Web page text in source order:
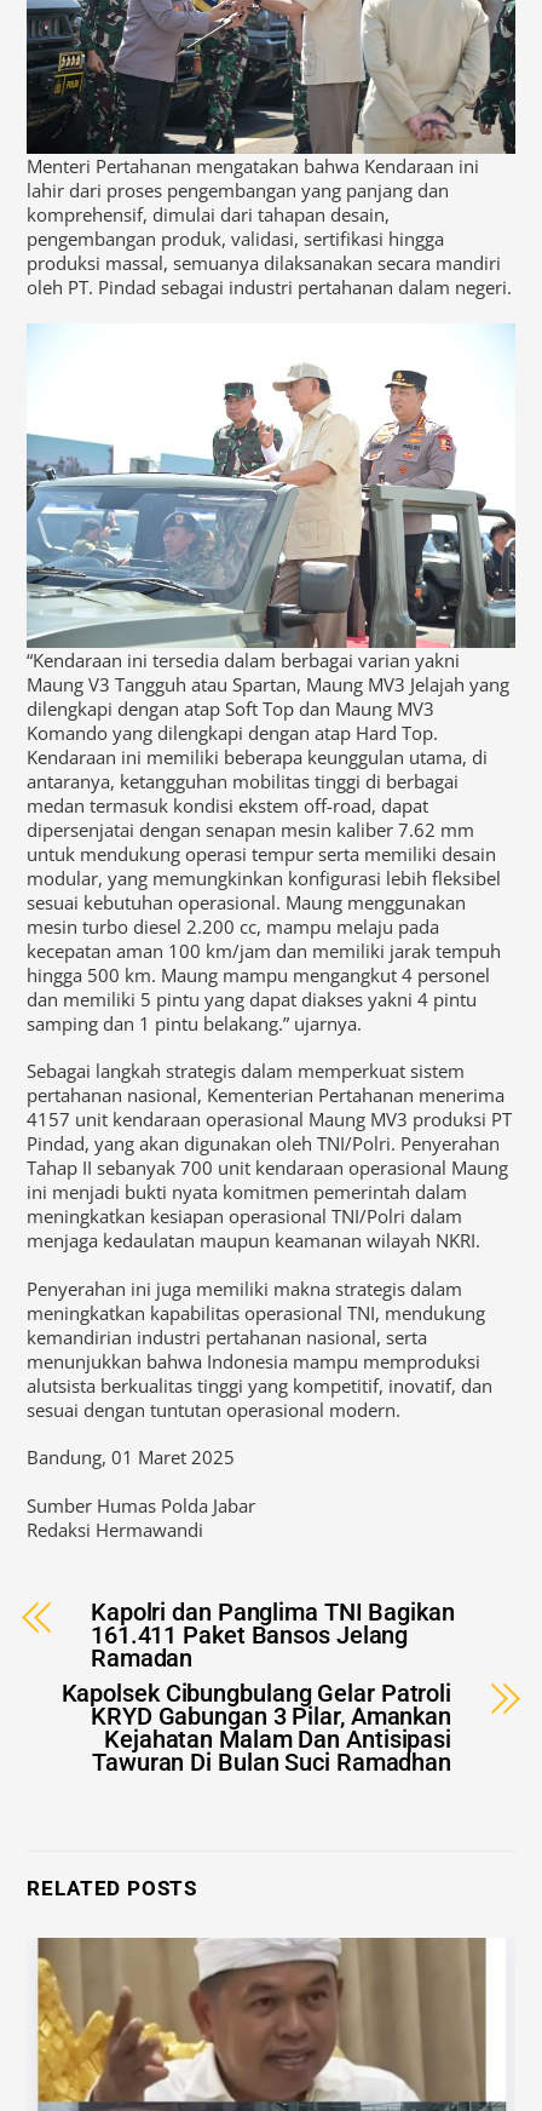
Menteri Pertahanan mengatakan bahwa Kendaraan ini
lahir dari proses pengembangan yang panjang dan
komprehensif, dimulai dari tahapan desain,
pengembangan produk, validasi, sertifikasi hingga
produksi massal, semuanya dilaksanakan secara mandiri
oleh PT. Pindad sebagai industri pertahanan dalam negeri.
“Kendaraan ini tersedia dalam berbagai varian yakni
Maung V3 Tangguh atau Spartan, Maung MV3 Jelajah yang
dilengkapi dengan atap Soft Top dan Maung MV3
Komando yang dilengkapi dengan atap Hard Top.
Kendaraan ini memiliki beberapa keunggulan utama, di
antaranya, ketangguhan mobilitas tinggi di berbagai
medan termasuk kondisi ekstem off-road, dapat
dipersenjatai dengan senapan mesin kaliber 7.62 mm
untuk mendukung operasi tempur serta memiliki desain
modular, yang memungkinkan konfigurasi lebih fleksibel
sesuai kebutuhan operasional. Maung menggunakan
mesin turbo diesel 2.200 cc, mampu melaju pada
kecepatan aman 100 km/jam dan memiliki jarak tempuh
hingga 500 km. Maung mampu mengangkut 4 personel
dan memiliki 5 pintu yang dapat diakses yakni 4 pintu
samping dan 1 pintu belakang.” ujarnya.
Sebagai langkah strategis dalam memperkuat sistem
pertahanan nasional, Kementerian Pertahanan menerima
4157 unit kendaraan operasional Maung MV3 produksi PT
Pindad, yang akan digunakan oleh TNI/Polri. Penyerahan
Tahap II sebanyak 700 unit kendaraan operasional Maung
ini menjadi bukti nyata komitmen pemerintah dalam
meningkatkan kesiapan operasional TNI/Polri dalam
menjaga kedaulatan maupun keamanan wilayah NKRI.
Penyerahan ini juga memiliki makna strategis dalam
meningkatkan kapabilitas operasional TNI, mendukung
kemandirian industri pertahanan nasional, serta
menunjukkan bahwa Indonesia mampu memproduksi
alutsista berkualitas tinggi yang kompetitif, inovatif, dan
sesuai dengan tuntutan operasional modern.
Bandung, 01 Maret 2025
Sumber Humas Polda Jabar
Redaksi Hermawandi
Kapolri dan Panglima TNI Bagikan
161.411 Paket Bansos Jelang
Ramadan
Kapolsek Cibungbulang Gelar Patroli
KRYD Gabungan 3 Pilar, Amankan
Kejahatan Malam Dan Antisipasi
Tawuran Di Bulan Suci Ramadhan
RELATED POSTS